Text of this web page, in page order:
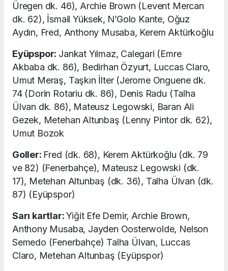
Üregen dk. 46), Archie Brown (Levent Mercan
dk. 62), İsmail Yüksek, N’Golo Kante, Oğuz
Aydın, Fred, Anthony Musaba, Kerem Aktürkoğlu
Eyüpspor: Jankat Yılmaz, Calegari (Emre
Akbaba dk. 86), Bedirhan Özyurt, Luccas Claro,
Umut Meraş, Taşkın İlter (Jerome Onguene dk.
74 (Dorin Rotariu dk. 86), Denis Radu (Talha
Ülvan dk. 86), Mateusz Legowski, Baran Ali
Gezek, Metehan Altunbaş (Lenny Pintor dk. 62),
Umut Bozok
Goller: Fred (dk. 68), Kerem Aktürkoğlu (dk. 79
ve 82) (Fenerbahçe), Mateusz Legowski (dk.
17), Metehan Altunbaş (dk. 36), Talha Ülvan (dk.
87) (Eyüpspor)
Sarı kartlar:Yiğit Efe Demir, Archie Brown,
Anthony Musaba, Jayden Oosterwolde, Nelson
Semedo (Fenerbahçe) Talha Ülvan, Luccas
Claro, Metehan Altunbaş (Eyüpspor)